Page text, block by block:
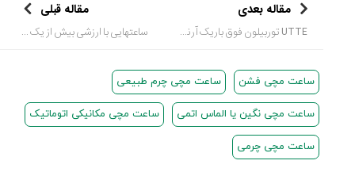
مقاله بعدی
UTTE توربیلون فوق باریک آرنولد و پسر - "Arnold & Son UTTE "Ultra-Thin-Tourbillon
مقاله قبلی
ساعتهایی با ارزشی بیش از یک میلیون دلار + عکس
ساعت مچی فشن ساعت مچی چرم طبیعی
ساعت مچی نگین یا الماس اتمی ساعت مچی مکانیکی اتوماتیک
ساعت مچی چرمی